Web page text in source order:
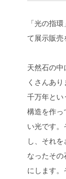
「光の指
て展示販売
天然石の
くさんあ
千万年とい
構造を作っ
い光です
し、それ
なったそ
にします